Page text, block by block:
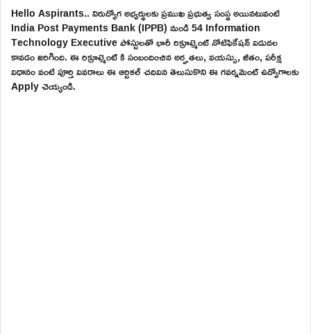
Hello Aspirants.. నిరుద్యోగ అభ్యర్థులకు ప్రముఖ ప్రభుత్వ సంస్థ అయినటువంటి
India Post Payments Bank (IPPB) నుండి 54 Information
Technology Executive పోస్టులతో భారీ రిక్రూట్మెంట్ నోటిఫికేషన్ విడుదల
కావడం జరిగింది. ఈ రిక్రూట్మెంట్ కి సంబందించిన అర్హతలు, వయస్సు, జీతం, పరీక్ష
విధానం వంటి పూర్తి వివరాలు ఈ ఆర్టికల్ చదివిన తెలుసుకొని ఈ గవర్నమెంట్ ఉద్యోగాలకు
Apply చెయ్యండి.